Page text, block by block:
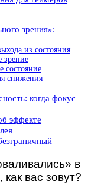
зрения»:
из состояния
зрение
состояние
снижения
когда фокус
эффекте
в
вас зовут?